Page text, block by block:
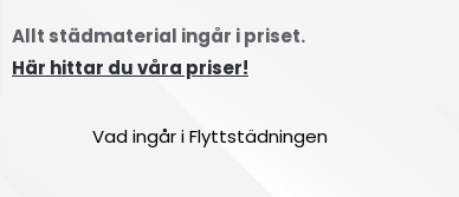
Allt städmaterial ingår i priset.
Här hittar du våra priser!
Vad ingår i Flyttstädningen